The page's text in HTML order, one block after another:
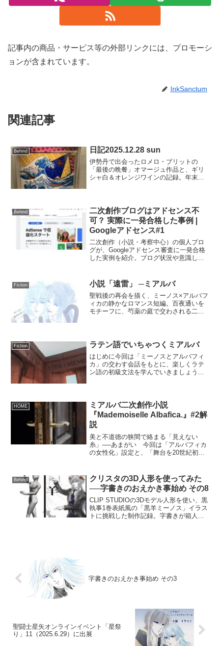
記事内の商品・サービス等の外部リンクには、プロモーシ
ョンが含まれています。
InkSanctum
関連記事
Behind 日記2025.12.28 sun
伊勢丹で出会ったロメロ・ブリットの
「最後の晩餐」オマージュ作品と、ギリ
シャ白＆オレンジワインの記録。年末の
Behind
二次創作ブログはアドセンス不
可？ 実際に一発合格した事例 |
Googleアドセンス#1
二次創作（小説・考察中心）の個人ブロ
グが、Googleアドセンス審査に一発合格
した実例を紹介。ブログ状況や意識して
Fiction 小説「遠雷」 ─ミアルバ
聖戦後の再会を描く、ミーノス×アルバフ
ィカの静かなロマンス短編。百夜通いを
モチーフに、芍薬の庭で交わされる二人
Fiction ラテン語でいちゃつくミアルバ
はじめに今回は「ミーノスとアルバフィ
カ」の交わす会話をもとに、楽しくラテ
ン語の初級文法を学んでいきましょう！
も初級文法の半分程度...
HOME
ミアルバ二次創作小説
『Mademoiselle Albafica.』#2解
説
美と不道徳の狭間で絡まる「見えない
糸」──あまがい 今回は「アルバフィカ
の女性化」設定と、「舞台を20世紀初頭
です。作品概要は「#1」の解説...
Behind
クリスタの3D人形を使ってみた
──字書きのおえかき事始め その8
CLIP STUDIOの3Dモデル人形を使い、黒
執事1巻表紙風の「黒羊ミーノス」イラス
トに挑戦した制作記録。字書きが箱人
字書きのおえかき事始め その3
聖闘士星矢オンラインイベント「星祭
り」11（2025.6.29）に出展